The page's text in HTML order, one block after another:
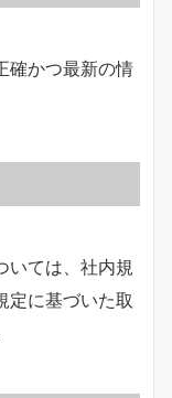
確かつ最新の情
いては、社内規
定に基づいた取